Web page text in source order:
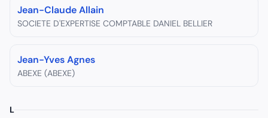
Jean-Claude Allain
SOCIETE D'EXPERTISE COMPTABLE DANIEL BELLIER
Jean-Yves Agnes
ABEXE (ABEXE)
L